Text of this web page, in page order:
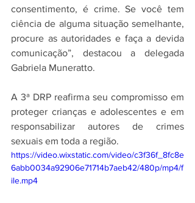
consentimento, é crime. Se você tem
ciência de alguma situação semelhante,
procure as autoridades e faça a devida
comunicação”, destacou a delegada
Gabriela Muneratto.
A 3ª DRP reafirma seu compromisso em
proteger crianças e adolescentes e em
responsabilizar autores de crimes
sexuais em toda a região.
https://video.wixstatic.com/video/c3f36f_8fc8e
6abb0034a92906e71714b7aeb42/480p/mp4/f
ile.mp4